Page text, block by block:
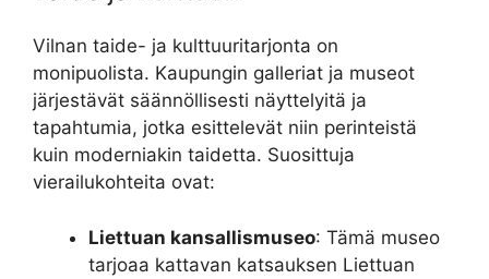
Vilnan taide- ja kulttuuritarjonta on
monipuolista. Kaupungin galleriat ja museot
järjestävät säännöllisesti näyttelyitä ja
tapahtumia, jotka esittelevät niin perinteistä
kuin moderniakin taidetta. Suosittuja
vierailukohteita ovat:
Liettuan kansallismuseo: Tämä museo
tarjoaa kattavan katsauksen Liettuan